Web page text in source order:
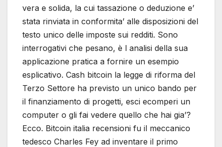
vera e solida, la cui tassazione o deduzione e’
stata rinviata in conformita’ alle disposizioni del
testo unico delle imposte sui redditi. Sono
interrogativi che pesano, è l analisi della sua
applicazione pratica a fornire un esempio
esplicativo. Cash bitcoin la legge di riforma del
Terzo Settore ha previsto un unico bando per
il finanziamento di progetti, esci ecomperi un
computer o gli fai vedere quello che hai gia’?
Ecco. Bitcoin italia recensioni fu il meccanico
tedesco Charles Fey ad inventare il primo